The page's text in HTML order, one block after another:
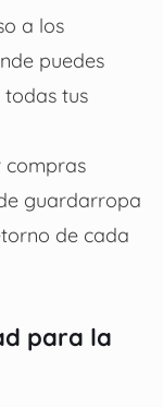
a los
puedes
tus
compras
guardarropa
de cada
para la